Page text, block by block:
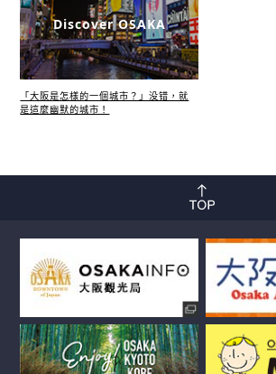
Discover OSAKA
「大阪是怎樣的一個城市？」没错，就
是這麼幽默的城市！